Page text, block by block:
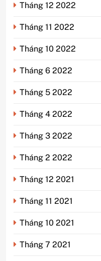
Tháng 12 2022
Tháng 11 2022
Tháng 10 2022
Tháng 6 2022
Tháng 5 2022
Tháng 4 2022
Tháng 3 2022
Tháng 2 2022
Tháng 12 2021
Tháng 11 2021
Tháng 10 2021
Tháng 7 2021